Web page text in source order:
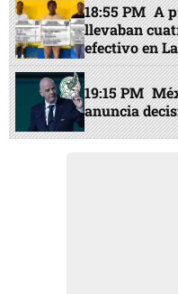
18:55 PM A
llevaban
efectivo en
19:15 PM
anuncia